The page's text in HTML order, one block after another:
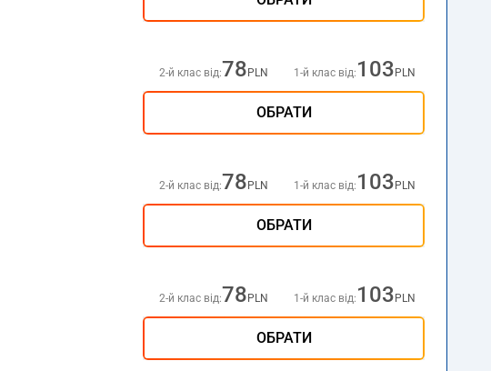
2-й клас від:78 PLN 1-й клас від: 103 PLN
ОБРАТИ
2-й клас від:78 PLN 1-й клас від: 103 PLN
ОБРАТИ
2-й клас від:78 PLN 1-й клас від: 103 PLN
ОБРАТИ